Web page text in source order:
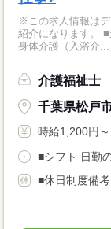
※この求人情報は
紹介になります。
身体介護（入浴介...
介護福祉士
千葉県松戸
時給1,200円
■シフト 日勤
■休日制度備